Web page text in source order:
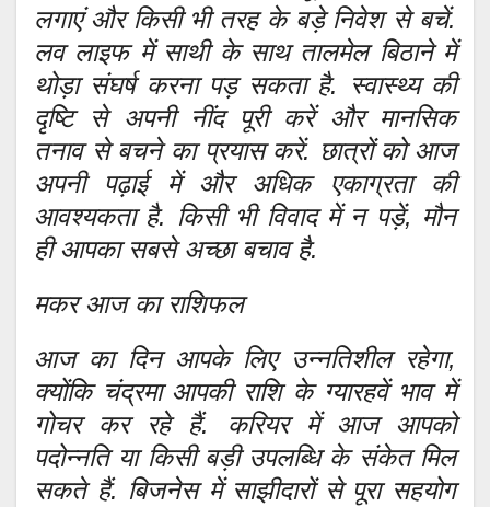
लगाएं और किसी भी तरह के बड़े निवेश से बचें.
लव लाइफ में साथी के साथ तालमेल बिठाने में
थोड़ा संघर्ष करना पड़ सकता है. स्वास्थ्य की
दृष्टि से अपनी नींद पूरी करें और मानसिक
तनाव से बचने का प्रयास करें. छात्रों को आज
अपनी पढ़ाई में और अधिक एकाग्रता की
आवश्यकता है. किसी भी विवाद में न पड़ें, मौन
ही आपका सबसे अच्छा बचाव है.
मकर आज का राशिफल
आज का दिन आपके लिए उन्नतिशील रहेगा,
क्योंकि चंद्रमा आपकी राशि के ग्यारहवें भाव में
गोचर कर रहे हैं. करियर में आज आपको
पदोन्नति या किसी बड़ी उपलब्धि के संकेत मिल
सकते हैं. बिजनेस में साझीदारों से पूरा सहयोग